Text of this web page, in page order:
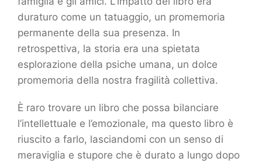
duraturo come un tatuaggio, un promemoria
permanente della sua presenza. In
retrospettiva, la storia era una spietata
esplorazione della psiche umana, un dolce
promemoria della nostra fragilità collettiva.
È raro trovare un libro che possa bilanciare
l’intellettuale e l’emozionale, ma questo libro è
riuscito a farlo, lasciandomi con un senso di
meraviglia e stupore che è durato a lungo dopo